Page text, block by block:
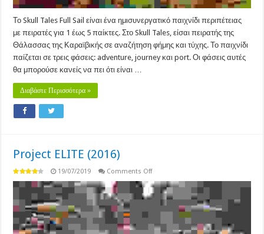
Το Skull Tales Full Sail είναι ένα ημισυνεργατικό παιχνίδι περιπέτειας
με πειρατές για 1 έως 5 παίκτες. Στο Skull Tales, είσαι πειρατής της
Θάλασσας της Καραϊβικής σε αναζήτηση φήμης και τύχης. Το παιχνίδι
παίζεται σε τρεις φάσεις: adventure, journey και port. Οι φάσεις αυτές
θα μπορούσε κανείς να πει ότι είναι …
Διαβάστε Περισσότερα »
Project ELITE (2016)
19/07/2019 Comments Offon
ELITE
(2016)